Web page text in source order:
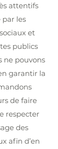
attentifs
les
et
publics
ne pouvons
garantir la
de faire
respecter
des
afin d’en